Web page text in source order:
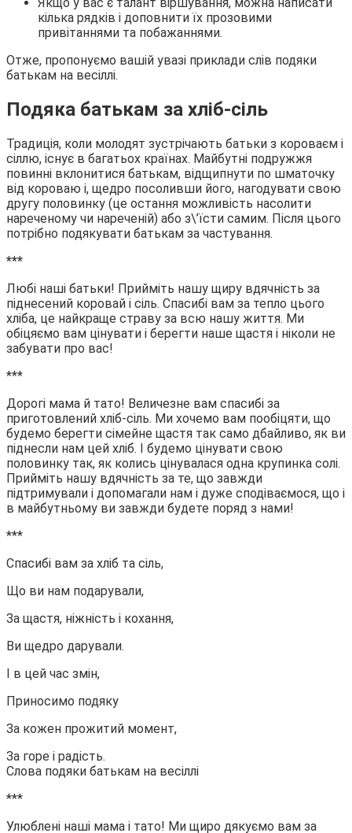
кілька рядків і доповнити їх прозовими
привітаннями та побажаннями.
Отже, пропонуємо вашій увазі приклади слів подяки
батькам на весіллі.
Подяка батькам за хліб-сіль
Традиція, коли молодят зустрічають батьки з короваєм і
сіллю, існує в багатьох країнах. Майбутні подружжя
повинні вклонитися батькам, відщипнути по шматочку
від короваю і, щедро посоливши його, нагодувати свою
другу половинку (це остання можливість насолити
нареченому чи нареченій) або з\’їсти самим. Після цього
потрібно подякувати батькам за частування.
***
Любі наші батьки! Прийміть нашу щиру вдячність за
піднесений коровай і сіль. Спасибі вам за тепло цього
хліба, це найкраще страву за всю нашу життя. Ми
обіцяємо вам цінувати і берегти наше щастя і ніколи не
забувати про вас!
***
Дорогі мама й тато! Величезне вам спасибі за
приготовлений хліб-сіль. Ми хочемо вам пообіцяти, що
будемо берегти сімейне щастя так само дбайливо, як ви
піднесли нам цей хліб. І будемо цінувати свою
половинку так, як колись цінувалася одна крупинка солі.
Прийміть нашу вдячність за те, що завжди
підтримували і допомагали нам і дуже сподіваємося, що і
в майбутньому ви завжди будете поряд з нами!
***
Спасибі вам за хліб та сіль,
Що ви нам подарували,
За щастя, ніжність і кохання,
Ви щедро дарували.
І в цей час змін,
Приносимо подяку
За кожен прожитий момент,
За горе і радість.
Слова подяки батькам на весіллі
***
Улюблені наші мама і тато! Ми щиро дякуємо вам за